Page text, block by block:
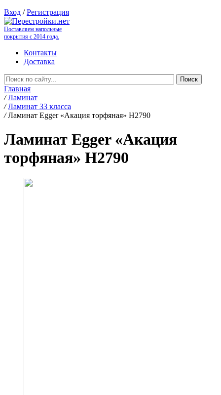
Вход /Регистрация
Поставляем напольные
покрытия с 2014 года.
Контакты
Доставка
Главная
/ Ламинат
/ Ламинат 33 класса
/ Ламинат Egger «Акация торфяная» H2790
Ламинат Egger «Акация
торфяная» H2790